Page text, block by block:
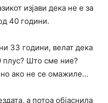
изјави дека не е за
40 години.
33 години, велат дека
Што сме ние?
ако не се омажиле…
а потоа објаснила